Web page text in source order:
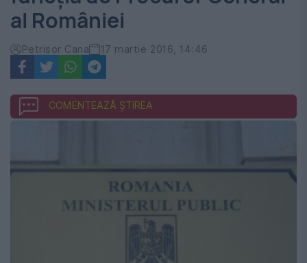
Zilei
al României
Petrisor Cana 17 martie 2016, 14:46
COMENTEAZĂ ȘTIREA